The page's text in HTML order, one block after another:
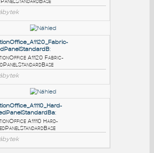
ActionOffice A1126 StackingFabricPanel
Nábytek
:
ActionOffice A1125 TackableAcoustical-
Nábytek